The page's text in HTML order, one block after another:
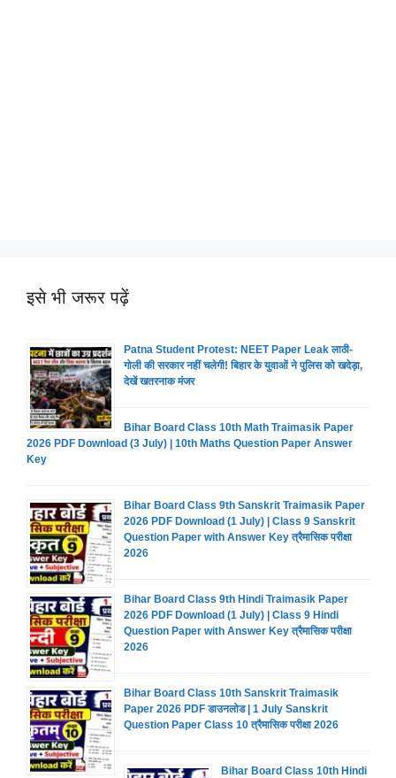
इसे भी जरूर पढ़ें
Patna Student Protest: NEET Paper Leak लाठी-
गोली की सरकार नहीं चलेगी! बिहार के युवाओं ने पुलिस को खदेड़ा,
देखें खतरनाक मंजर
Bihar Board Class 10th Math Traimasik Paper
2026 PDF Download (3 July) | 10th Maths Question Paper Answer
Key
Bihar Board Class 9th Sanskrit Traimasik Paper
2026 PDF Download (1 July) | Class 9 Sanskrit
Question Paper with Answer Key त्रैमासिक परीक्षा
2026
Bihar Board Class 9th Hindi Traimasik Paper
2026 PDF Download (1 July) | Class 9 Hindi
Question Paper with Answer Key त्रैमासिक परीक्षा
2026
Bihar Board Class 10th Sanskrit Traimasik
Paper 2026 PDF डाउनलोड | 1 July Sanskrit
Question Paper Class 10 त्रैमासिक परीक्षा 2026
Bihar Board Class 10th Hindi